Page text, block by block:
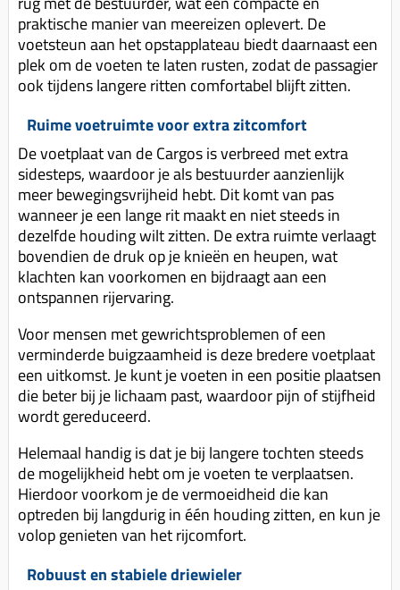
praktische manier van meereizen oplevert. De
voetsteun aan het opstapplateau biedt daarnaast een
plek om de voeten te laten rusten, zodat de passagier
ook tijdens langere ritten comfortabel blijft zitten.
Ruime voetruimte voor extra zitcomfort
De voetplaat van de Cargos is verbreed met extra
sidesteps, waardoor je als bestuurder aanzienlijk
meer bewegingsvrijheid hebt. Dit komt van pas
wanneer je een lange rit maakt en niet steeds in
dezelfde houding wilt zitten. De extra ruimte verlaagt
bovendien de druk op je knieën en heupen, wat
klachten kan voorkomen en bijdraagt aan een
ontspannen rijervaring.
Voor mensen met gewrichtsproblemen of een
verminderde buigzaamheid is deze bredere voetplaat
een uitkomst. Je kunt je voeten in een positie plaatsen
die beter bij je lichaam past, waardoor pijn of stijfheid
wordt gereduceerd.
Helemaal handig is dat je bij langere tochten steeds
de mogelijkheid hebt om je voeten te verplaatsen.
Hierdoor voorkom je de vermoeidheid die kan
optreden bij langdurig in één houding zitten, en kun je
volop genieten van het rijcomfort.
Robuust en stabiele driewieler